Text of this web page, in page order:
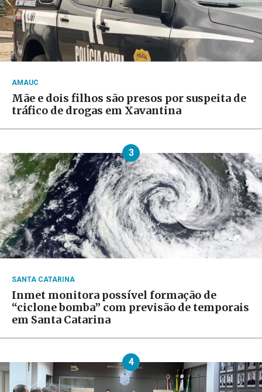
AMAUC
Mãe e dois filhos são presos por suspeita de
tráfico de drogas em Xavantina
3
SANTA CATARINA
Inmet monitora possível formação de
“ciclone bomba” com previsão de temporais
em Santa Catarina
4